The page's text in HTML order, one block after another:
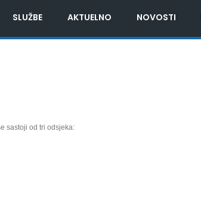
SLUŽBE AKTUELNO NOVOSTI
sastoji od tri odsjeka: